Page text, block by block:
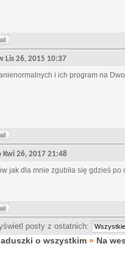
Lis 26, 2015 10:37
i ich program na
Kwi 26, 2017 21:48
jak dla mnie zgubiła się gdzieś
posty z ostatnich:
o wszystkim » Na